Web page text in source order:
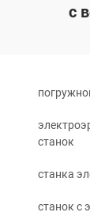
с
станок
станка
станок с